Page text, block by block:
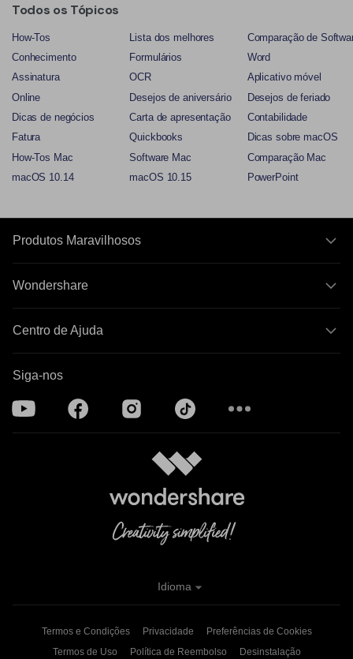
Todos os Tópicos
How-Tos Lista dos melhores
Comparação de
Conhecimento
Formulários
Word
Assinatura
OCR
Aplicativo móvel
Online
Desejos de aniversário
Desejos de feriado
Dicas de negócios
Carta de apresentação
Contabilidade
Fatura
Quickbooks
Dicas sobre macOS
How-Tos Mac
Software Mac
Comparação Mac
macOS 10.14
macOS 10.15 PowerPoint
Produtos Maravilhosos
Wondershare
Centro de Ajuda
Siga-nos
Termos e Condições Privacidade
Preferências de Cookies
Termos de Uso
Política de Reembolso Desinstalação
Idioma